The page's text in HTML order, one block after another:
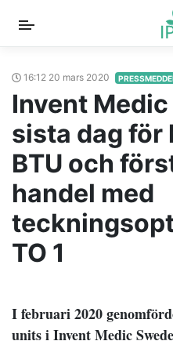
16:12 20 mars 2020
Invent
sista dag för
BTU och
handel med
TO 1
I februari 2020
units i Invent Medic